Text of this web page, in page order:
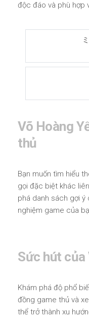
độc đáo và phù hợp
Võ Hoàng
thủ
Bạn muốn tìm hiểu
gọi đặc biệt khác
phá danh sách gợi
nghiệm game của
Sức hút của
Khám phá độ phổ
đồng game thủ và
thể trở thành xu